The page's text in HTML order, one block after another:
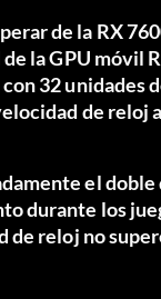
de la RX
la GPU móvil
32
de reloj
el
durante los
reloj no